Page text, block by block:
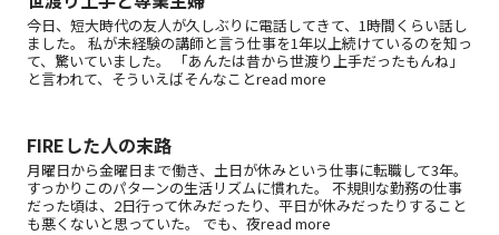
今日、短大時代の友人が久しぶりに電話してきて、1時間くらい話し
ました。 私が未経験の講師と言う仕事を1年以上続けているのを知っ
て、驚いていました。 「あんたは昔から世渡り上手だったもんね」
と言われて、そういえばそんなことread more
FIREした人の末路
月曜日から金曜日まで働き、土日が休みという仕事に転職して3年。
すっかりこのパターンの生活リズムに慣れた。 不規則な勤務の仕事
だった頃は、2日行って休みだったり、平日が休みだったりすること
も悪くないと思っていた。 でも、夜read more